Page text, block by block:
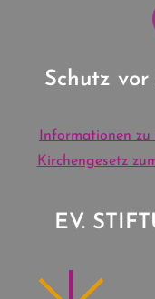
Schutz
Informationen
Kirchengesetz
EV.